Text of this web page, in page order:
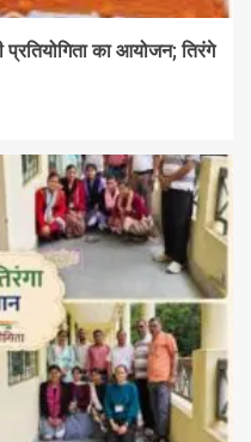
प्रतियोगिता का आयोजन; तिरंगे